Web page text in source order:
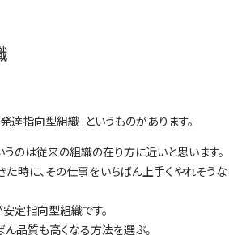
達指向型組織」というものがあります。
うのは従来の組織の在り方に近いと思います。
た時に、その仕事をいちばん上手くやれそうな
定指向型組織です。
ん品質も高くなる方法を選ぶ。